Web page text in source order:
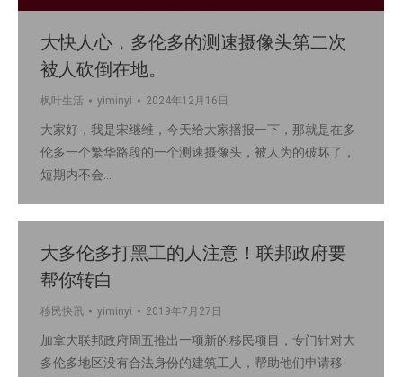
大快人心，多伦多的测速摄像头第二次
被人砍倒在地。
枫叶生活 yiminyi 2024年12月16日
大家好，我是宋继维，今天给大家播报一下，那就是在多
伦多一个繁华路段的一个测速摄像头，被人为的破坏了，
短期内不会…
大多伦多打黑工的人注意！联邦政府要
帮你转白
移民快讯 yiminyi 2019年7月27日
加拿大联邦政府周五推出一项新的移民项目，专门针对大
多伦多地区没有合法身份的建筑工人，帮助他们申请移